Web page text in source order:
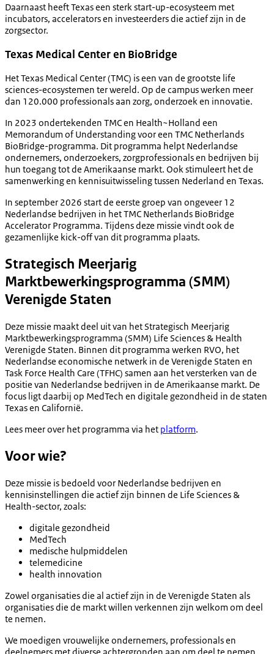
Daarnaast heeft Texas een sterk start-up-ecosysteem met
incubators, accelerators en investeerders die actief zijn in de
zorgsector.
Texas Medical Center en BioBridge
Het Texas Medical Center (TMC) is een van de grootste life
sciences-ecosystemen ter wereld. Op de campus werken meer
dan 120.000 professionals aan zorg, onderzoek en innovatie.
In 2023 ondertekenden TMC en Health~Holland een
Memorandum of Understanding voor een TMC Netherlands
BioBridge-programma. Dit programma helpt Nederlandse
ondernemers, onderzoekers, zorgprofessionals en bedrijven bij
hun toegang tot de Amerikaanse markt. Ook stimuleert het de
samenwerking en kennisuitwisseling tussen Nederland en Texas.
In september 2026 start de eerste groep van ongeveer 12
Nederlandse bedrijven in het TMC Netherlands BioBridge
Accelerator Programma. Tijdens deze missie vindt ook de
gezamenlijke kick-off van dit programma plaats.
Strategisch Meerjarig
Marktbewerkingsprogramma (SMM)
Verenigde Staten
Deze missie maakt deel uit van het Strategisch Meerjarig
Marktbewerkingsprogramma (SMM) Life Sciences & Health
Verenigde Staten. Binnen dit programma werken RVO, het
Nederlandse economische netwerk in de Verenigde Staten en
Task Force Health Care (TFHC) samen aan het versterken van de
positie van Nederlandse bedrijven in de Amerikaanse markt. De
focus ligt daarbij op MedTech en digitale gezondheid in de staten
Texas en Californië.
Lees meer over het programma via het platform.
Voor wie?
Deze missie is bedoeld voor Nederlandse bedrijven en
kennisinstellingen die actief zijn binnen de Life Sciences &
Health-sector, zoals:
digitale gezondheid
MedTech
medische hulpmiddelen
telemedicine
health innovation
Zowel organisaties die al actief zijn in de Verenigde Staten als
organisaties die de markt willen verkennen zijn welkom om deel
te nemen.
We moedigen vrouwelijke ondernemers, professionals en